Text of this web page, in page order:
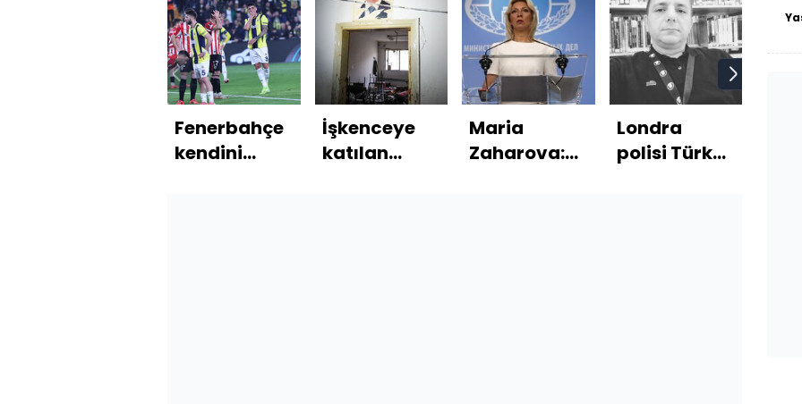
Fenerbahçe
kendini
İşkenceye
katılan
Maria
Zaharova:
Londra
polisi Türk